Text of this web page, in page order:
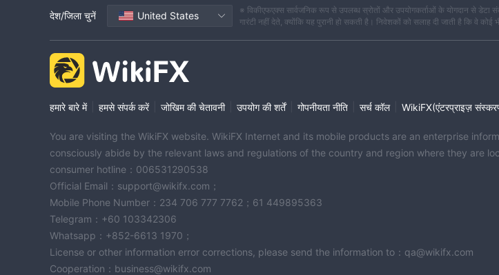
देश/जिला चुनें United States
※ विकीएफएक्स सार्वजनिक रूप से उपलब्ध स्रोतों और उपयोगकर्ताओं के योगदान से डेटा
गारंटी नहीं देते, क्योंकि यह पुरानी हो सकती है। निवेशकों को सलाह दी जाती है कि वे कोई
हमारे बारे में हमसे संपर्क करें जोखिम की चेतावनी उपयोग की शर्तें गोपनीयता नीति सर्च कॉल WikiFX(एंटरप्राइज़
You are visiting the WikiFX website. WikiFX Internet and its mobile products are an enterprise
consciously abide by the relevant laws and regulations of the country and region where they are
consumer hotline：006531290538
Official Email：support@wikifx.com；
Mobile Phone Number：234 706 777 7762；61 449895363
Telegram：+60 103342306
Whatsapp：+852-6613 1970；
License or other information error corrections, please send the information to：qa@wikifx.com
Cooperation：business@wikifx.com